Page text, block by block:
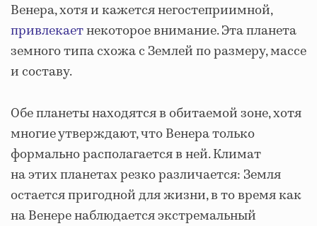
Венера, хотя и кажется негостеприимной,
привлекаетнекоторое внимание. Эта планета
земного типа схожа с Землей по размеру, массе
и составу.
Обе планеты находятся в обитаемой зоне, хотя
многие утверждают, что Венера только
формально располагается в ней. Климат
на этих планетах резко различается: Земля
остается пригодной для жизни, в то время как
на Венере наблюдается экстремальный